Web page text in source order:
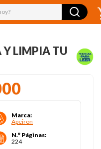
Y LIMPIA TU
Marca:
Ápeiron
N.° Páginas:
224